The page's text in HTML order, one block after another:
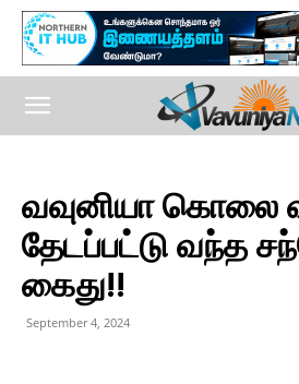
வவுனியா கொலை
தேடப்பட்டு வந்த
கைது!!
September 4, 2024